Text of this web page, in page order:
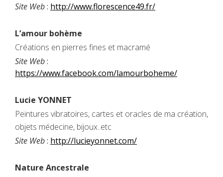
Site Web: http://www.florescence49.fr/
L’amour bohème
Créations en pierres fines et macramé
Site Web:
https://www.facebook.com/lamourboheme/
Lucie YONNET
Peintures vibratoires, cartes et oracles de ma création,
objets médecine, bijoux..etc
Site Web: http://lucieyonnet.com/
Nature Ancestrale